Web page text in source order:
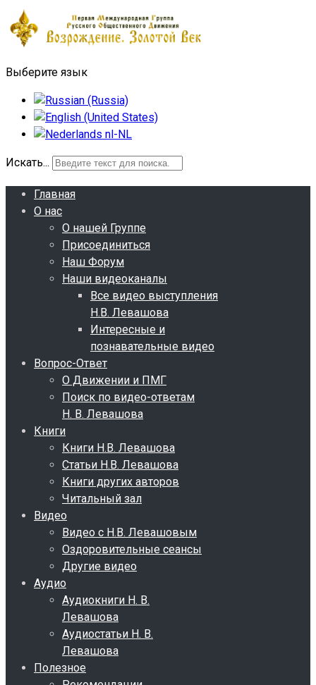
Выберите язык
Искать...
Главная
О нас
О нашей Группе
Присоединиться
Наш Форум
Наши видеоканалы
Все видео выступления
Н.В. Левашова
Интересные и
познавательные видео
Вопрос-Ответ
О Движении и ПМГ
Поиск по видео-ответам
Н. В. Левашова
Книги
Книги Н.В. Левашова
Статьи Н.В. Левашова
Книги других авторов
Читальный зал
Видео
Видео с Н.В. Левашовым
Оздоровительные сеансы
Другие видео
Аудио
Аудиокниги Н. В.
Левашова
Аудиостатьи Н. В.
Левашова
Полезное